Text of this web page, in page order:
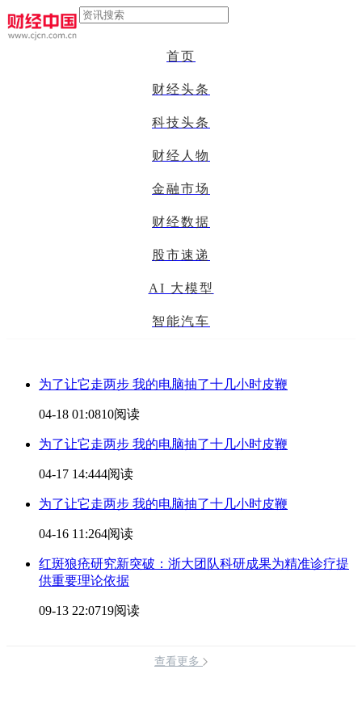
首页
财经头条
科技头条
财经人物
金融市场
财经数据
股市速递
AI 大模型
智能汽车
为了让它走两步 我的电脑抽了十几小时皮鞭
04-18 01:0810阅读
为了让它走两步 我的电脑抽了十几小时皮鞭
04-17 14:444阅读
为了让它走两步 我的电脑抽了十几小时皮鞭
04-16 11:264阅读
红斑狼疮研究新突破：浙大团队科研成果为精准诊疗提
供重要理论依据
09-13 22:0719阅读
查看更多